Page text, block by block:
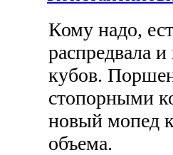
Кому надо,
распредвала
кубов.
стопорными
новый мопед
объема.